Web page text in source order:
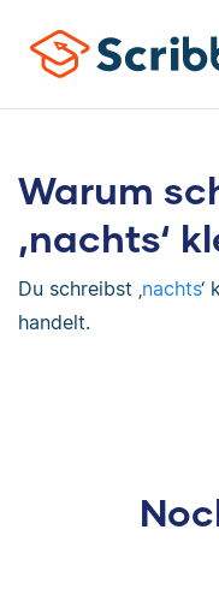
Warum
‚nachts‘
Du schreibst ‚nachts‘
handelt.